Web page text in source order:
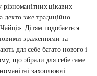
різноманітних цікавих
дехто вже традиційно
Дітям подобається
враженнями та
для себе багато нового і
що обрали для себе саме
захоплюючі